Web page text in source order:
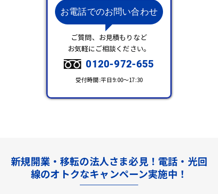
お電話でのお問い合わせ
ご質問、お見積もりなど
お気軽にご相談ください。
0120-972-655
受付時間:平日9:00～17:30
新規開業・移転の法人さま必見！電話・光回
線のオトクなキャンペーン実施中！